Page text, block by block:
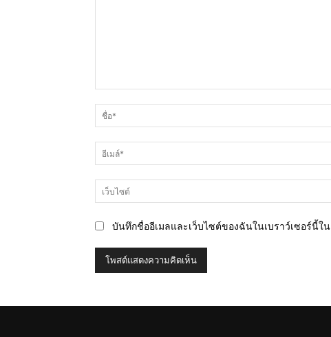
คิด
เห็น
บันทึกชื่ออีเมลและเว็บไซต์ของฉันในเบราว์เซอร์นี้